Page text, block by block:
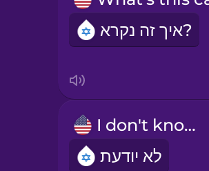
איך זה נקרא?
I don't know.
לא יודעת